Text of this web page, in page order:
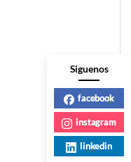
Siguenos
facebook
instagram
linkedin